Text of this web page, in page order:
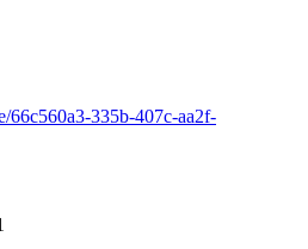
66c560a3-335b-407c-aa2f-